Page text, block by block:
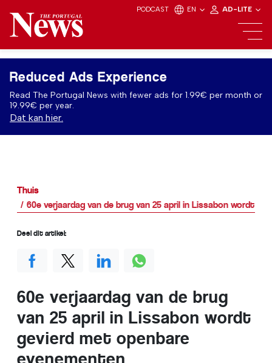
PODCAST EN AD-LITE
Reduced Ads Experience
Read The Portugal News with fewer ads for 1.99€ per month or
19.99€ per year.
Dat kan hier.
Thuis
60e verjaardag van de brug van 25 april in Lissabon wordt
60e verjaardag van de brug
van 25 april in Lissabon wordt
gevierd met openbare
evenementen
Deel dit artikel: